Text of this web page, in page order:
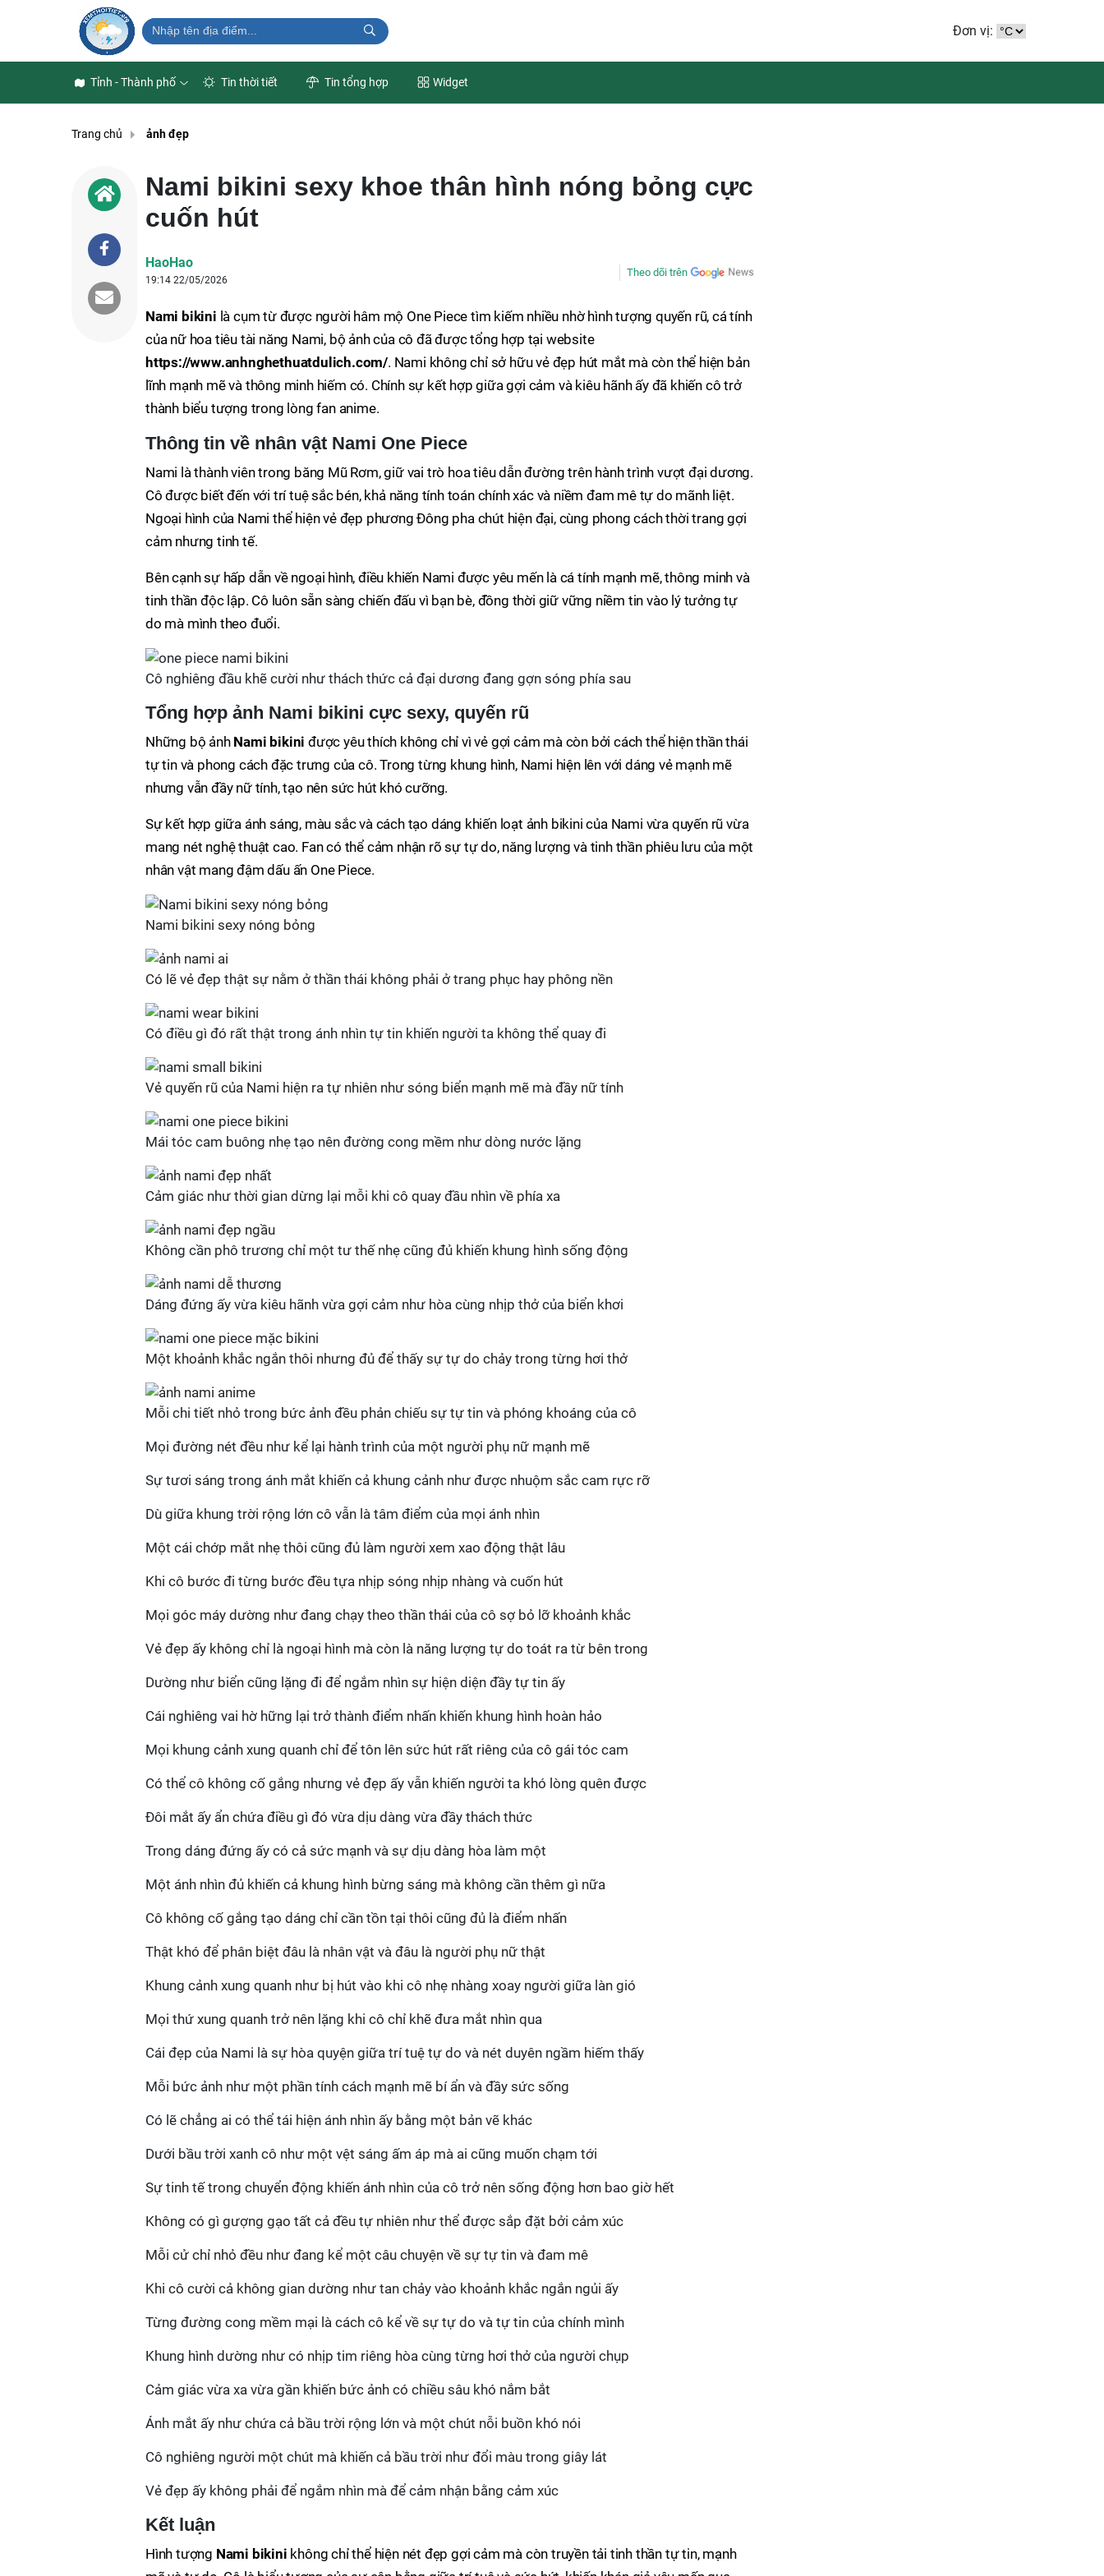
Đơn vị:
Tỉnh - Thành phố Tin thời tiết Tin tổng hợp Widget
Trang chủ ảnh đẹp
Nami bikini sexy khoe thân hình nóng bỏng cực
cuốn hút
HaoHao
19:14 22/05/2026
Theo dõi trên
Nami bikini là cụm từ được người hâm mộ One Piece tìm kiếm nhiều nhờ hình tượng quyến rũ, cá tính
của nữ hoa tiêu tài năng Nami, bộ ảnh của cô đã được tổng hợp tại website
https://www.anhnghethuatdulich.com/. Nami không chỉ sở hữu vẻ đẹp hút mắt mà còn thể hiện bản
lĩnh mạnh mẽ và thông minh hiếm có. Chính sự kết hợp giữa gợi cảm và kiêu hãnh ấy đã khiến cô trở
thành biểu tượng trong lòng fan anime.
Thông tin về nhân vật Nami One Piece
Nami là thành viên trong băng Mũ Rơm, giữ vai trò hoa tiêu dẫn đường trên hành trình vượt đại dương.
Cô được biết đến với trí tuệ sắc bén, khả năng tính toán chính xác và niềm đam mê tự do mãnh liệt.
Ngoại hình của Nami thể hiện vẻ đẹp phương Đông pha chút hiện đại, cùng phong cách thời trang gợi
cảm nhưng tinh tế.
Bên cạnh sự hấp dẫn về ngoại hình, điều khiến Nami được yêu mến là cá tính mạnh mẽ, thông minh và
tinh thần độc lập. Cô luôn sẵn sàng chiến đấu vì bạn bè, đồng thời giữ vững niềm tin vào lý tưởng tự
do mà mình theo đuổi.
Cô nghiêng đầu khẽ cười như thách thức cả đại dương đang gợn sóng phía sau
Tổng hợp ảnh Nami bikini cực sexy, quyến rũ
Những bộ ảnh Nami bikini được yêu thích không chỉ vì vẻ gợi cảm mà còn bởi cách thể hiện thần thái
tự tin và phong cách đặc trưng của cô. Trong từng khung hình, Nami hiện lên với dáng vẻ mạnh mẽ
nhưng vẫn đầy nữ tính, tạo nên sức hút khó cưỡng.
Sự kết hợp giữa ánh sáng, màu sắc và cách tạo dáng khiến loạt ảnh bikini của Nami vừa quyến rũ vừa
mang nét nghệ thuật cao. Fan có thể cảm nhận rõ sự tự do, năng lượng và tinh thần phiêu lưu của một
nhân vật mang đậm dấu ấn One Piece.
Nami bikini sexy nóng bỏng
Có lẽ vẻ đẹp thật sự nằm ở thần thái không phải ở trang phục hay phông nền
Có điều gì đó rất thật trong ánh nhìn tự tin khiến người ta không thể quay đi
Vẻ quyến rũ của Nami hiện ra tự nhiên như sóng biển mạnh mẽ mà đầy nữ tính
Mái tóc cam buông nhẹ tạo nên đường cong mềm như dòng nước lặng
Cảm giác như thời gian dừng lại mỗi khi cô quay đầu nhìn về phía xa
Không cần phô trương chỉ một tư thế nhẹ cũng đủ khiến khung hình sống động
Dáng đứng ấy vừa kiêu hãnh vừa gợi cảm như hòa cùng nhịp thở của biển khơi
Một khoảnh khắc ngắn thôi nhưng đủ để thấy sự tự do chảy trong từng hơi thở
Mỗi chi tiết nhỏ trong bức ảnh đều phản chiếu sự tự tin và phóng khoáng của cô
Mọi đường nét đều như kể lại hành trình của một người phụ nữ mạnh mẽ
Sự tươi sáng trong ánh mắt khiến cả khung cảnh như được nhuộm sắc cam rực rỡ
Dù giữa khung trời rộng lớn cô vẫn là tâm điểm của mọi ánh nhìn
Một cái chớp mắt nhẹ thôi cũng đủ làm người xem xao động thật lâu
Khi cô bước đi từng bước đều tựa nhịp sóng nhịp nhàng và cuốn hút
Mọi góc máy dường như đang chạy theo thần thái của cô sợ bỏ lỡ khoảnh khắc
Vẻ đẹp ấy không chỉ là ngoại hình mà còn là năng lượng tự do toát ra từ bên trong
Dường như biển cũng lặng đi để ngắm nhìn sự hiện diện đầy tự tin ấy
Cái nghiêng vai hờ hững lại trở thành điểm nhấn khiến khung hình hoàn hảo
Mọi khung cảnh xung quanh chỉ để tôn lên sức hút rất riêng của cô gái tóc cam
Có thể cô không cố gắng nhưng vẻ đẹp ấy vẫn khiến người ta khó lòng quên được
Đôi mắt ấy ẩn chứa điều gì đó vừa dịu dàng vừa đầy thách thức
Trong dáng đứng ấy có cả sức mạnh và sự dịu dàng hòa làm một
Một ánh nhìn đủ khiến cả khung hình bừng sáng mà không cần thêm gì nữa
Cô không cố gắng tạo dáng chỉ cần tồn tại thôi cũng đủ là điểm nhấn
Thật khó để phân biệt đâu là nhân vật và đâu là người phụ nữ thật
Khung cảnh xung quanh như bị hút vào khi cô nhẹ nhàng xoay người giữa làn gió
Mọi thứ xung quanh trở nên lặng khi cô chỉ khẽ đưa mắt nhìn qua
Cái đẹp của Nami là sự hòa quyện giữa trí tuệ tự do và nét duyên ngầm hiếm thấy
Mỗi bức ảnh như một phần tính cách mạnh mẽ bí ẩn và đầy sức sống
Có lẽ chẳng ai có thể tái hiện ánh nhìn ấy bằng một bản vẽ khác
Dưới bầu trời xanh cô như một vệt sáng ấm áp mà ai cũng muốn chạm tới
Sự tinh tế trong chuyển động khiến ánh nhìn của cô trở nên sống động hơn bao giờ hết
Không có gì gượng gạo tất cả đều tự nhiên như thể được sắp đặt bởi cảm xúc
Mỗi cử chỉ nhỏ đều như đang kể một câu chuyện về sự tự tin và đam mê
Khi cô cười cả không gian dường như tan chảy vào khoảnh khắc ngắn ngủi ấy
Từng đường cong mềm mại là cách cô kể về sự tự do và tự tin của chính mình
Khung hình dường như có nhịp tim riêng hòa cùng từng hơi thở của người chụp
Cảm giác vừa xa vừa gần khiến bức ảnh có chiều sâu khó nắm bắt
Ánh mắt ấy như chứa cả bầu trời rộng lớn và một chút nỗi buồn khó nói
Cô nghiêng người một chút mà khiến cả bầu trời như đổi màu trong giây lát
Vẻ đẹp ấy không phải để ngắm nhìn mà để cảm nhận bằng cảm xúc
Kết luận
Hình tượng Nami bikini không chỉ thể hiện nét đẹp gợi cảm mà còn truyền tải tinh thần tự tin, mạnh